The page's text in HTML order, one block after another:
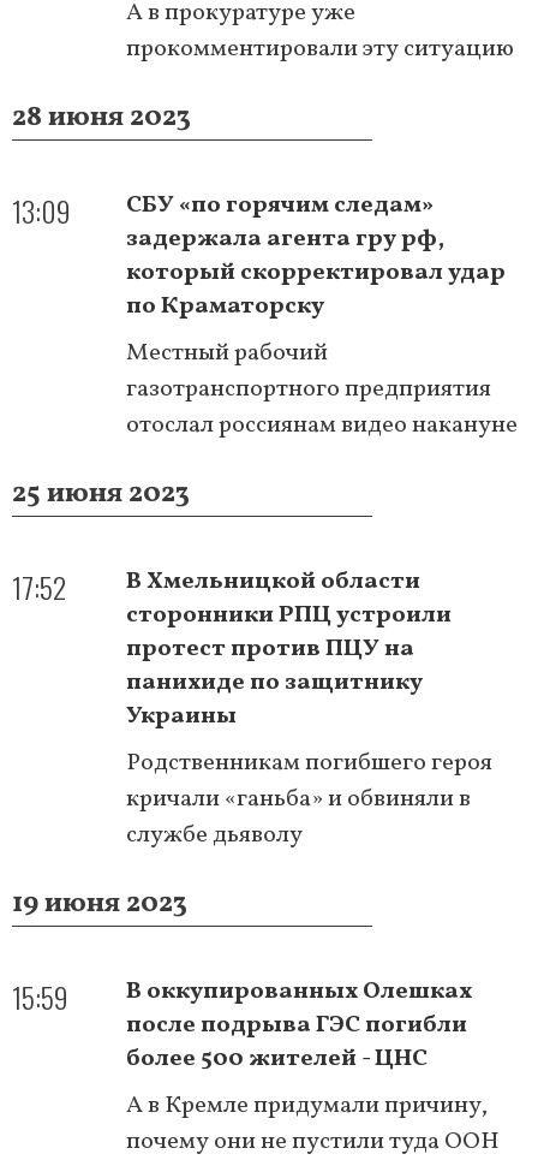
А в прокуратуре уже
прокомментировали эту ситуацию
28 июня 2023
13:09
СБУ «по горячим следам»
задержала агента гру рф,
который скорректировал удар
по Краматорску
Местный рабочий
газотранспортного предприятия
отослал россиянам видео накануне
25 июня 2023
17:52
В Хмельницкой области
сторонники РПЦ устроили
протест против ПЦУ на
панихиде по защитнику
Украины
Родственникам погибшего героя
кричали «ганьба» и обвиняли в
службе дьяволу
19 июня 2023
15:59
В оккупированных Олешках
после подрыва ГЭС погибли
более 500 жителей - ЦНС
А в Кремле придумали причину,
почему они не пустили туда ООН